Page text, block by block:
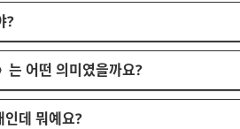
?
는 어떤 의미였을까요?
데 뭐예요?